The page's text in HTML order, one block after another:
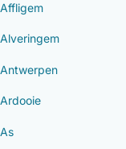
Affligem
Alveringem
Antwerpen
Ardooie
As